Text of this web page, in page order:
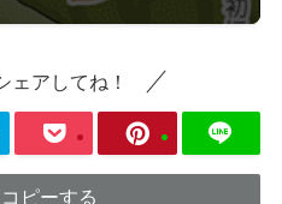
ェアしてね！
ピーする